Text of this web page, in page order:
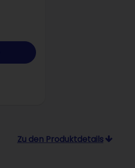
Zu den Produktdetails